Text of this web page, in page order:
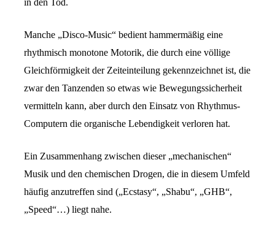
Manche „Disco-Music“ bedient hammermäßig eine
rhythmisch monotone Motorik, die durch eine völlige
Gleichförmigkeit der Zeiteinteilung gekennzeichnet ist, die
zwar den Tanzenden so etwas wie Bewegungssicherheit
vermitteln kann, aber durch den Einsatz von Rhythmus-
Computern die organische Lebendigkeit verloren hat.
Ein Zusammenhang zwischen dieser „mechanischen“
Musik und den chemischen Drogen, die in diesem Umfeld
häufig anzutreffen sind („Ecstasy“, „Shabu“, „GHB“,
„Speed“…) liegt nahe.